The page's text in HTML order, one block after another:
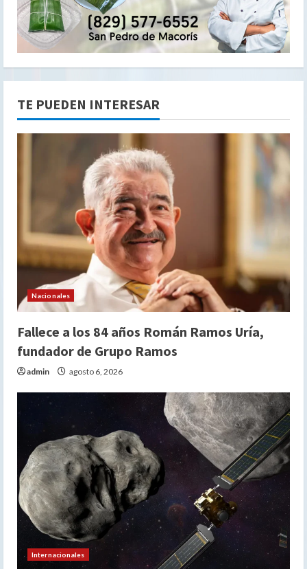
TE PUEDEN INTERESAR
Nacionales
Fallece a los 84 años Román Ramos Uría,
fundador de Grupo Ramos
admin agosto 6, 2026
Internacionales